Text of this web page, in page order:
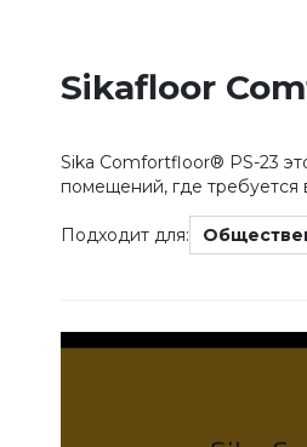
Sikafloor
Sika Comfortfloor® PS-23
помещений, где требуется
Подходит для: